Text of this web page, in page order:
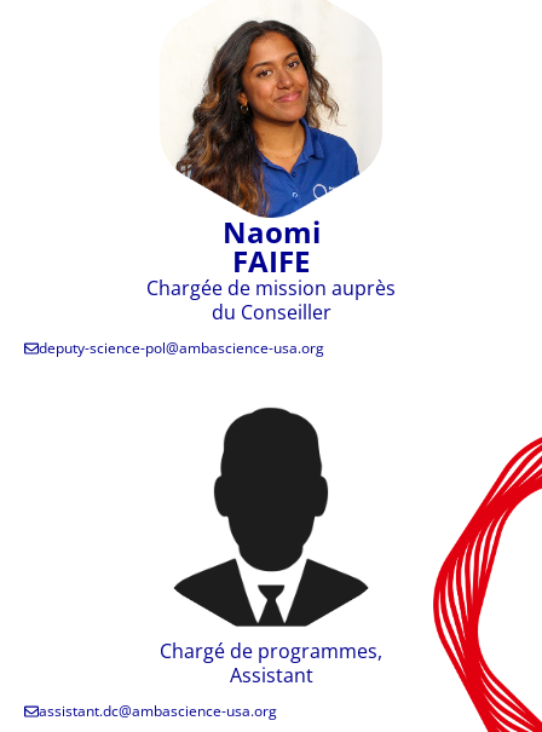
Naomi
FAIFE
Chargée de mission auprès
du Conseiller
deputy-science-pol@ambascience-usa.org
Chargé de programmes,
Assistant
assistant.dc@ambascience-usa.org